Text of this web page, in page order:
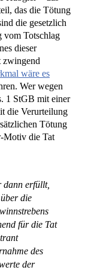
das die Tötung
die gesetzlich
vom Totschlag
dieser
zwingend
wäre es
Wer wegen
1 StGB mit einer
die Verurteilung
Tötung
Motiv die Tat
erfüllt,
die
für die Tat
des
der